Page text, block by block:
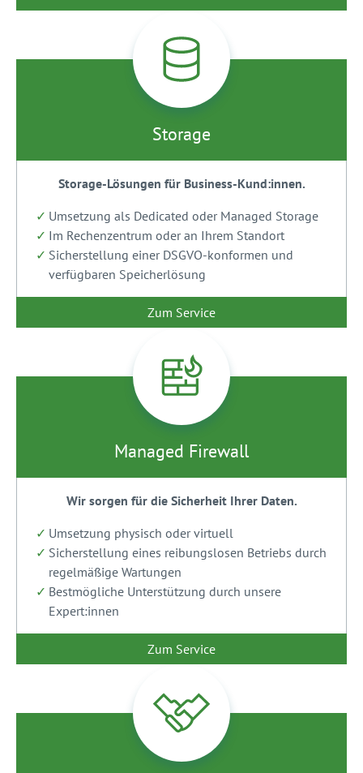
Storage
Storage-Lösungen für Business-Kund:innen.
Umsetzung als Dedicated oder Managed Storage
Im Rechenzentrum oder an Ihrem Standort
Sicherstellung einer DSGVO-konformen und
verfügbaren Speicherlösung
Zum Service
Managed Firewall
Wir sorgen für die Sicherheit Ihrer Daten.
Umsetzung physisch oder virtuell
Sicherstellung eines reibungslosen Betriebs durch
regelmäßige Wartungen
Bestmögliche Unterstützung durch unsere
Expert:innen
Zum Service